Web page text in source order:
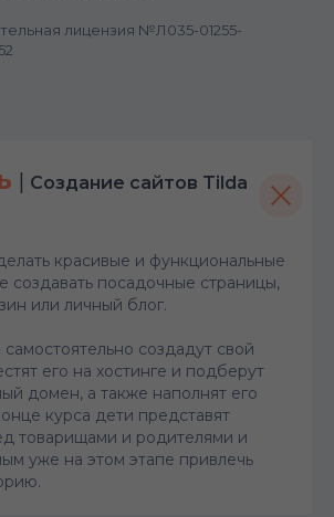
лицензия №Л035-01255-
| Создание сайтов Tilda
красивые и функциональные
создавать посадочные страницы,
или личный блог.
создадут свой
его на хостинге и подберут
домен, а также наполнят его
курса дети представят
товарищами и родителями и
уже на этом этапе привлечь